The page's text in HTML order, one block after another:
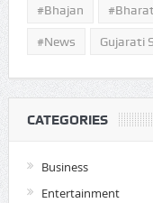
#Bhajan
#news Gujarati
CATEGORIES
Business
Entertainment